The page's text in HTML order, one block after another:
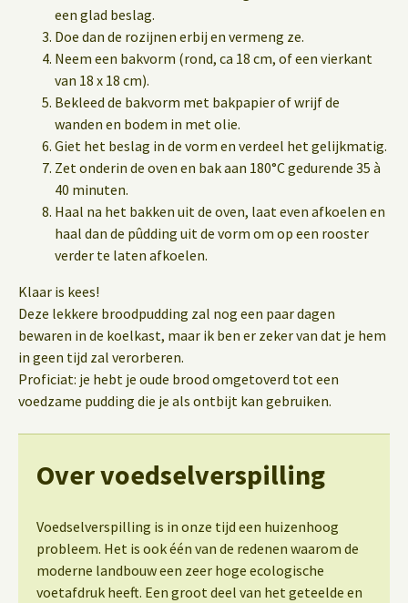
een glad beslag.
Doe dan de rozijnen erbij en vermeng ze.
Neem een bakvorm (rond, ca 18 cm, of een vierkant
van 18 x 18 cm).
Bekleed de bakvorm met bakpapier of wrijf de
wanden en bodem in met olie.
Giet het beslag in de vorm en verdeel het gelijkmatig.
Zet onderin de oven en bak aan 180°C gedurende 35 à
40 minuten.
Haal na het bakken uit de oven, laat even afkoelen en
haal dan de pûdding uit de vorm om op een rooster
verder te laten afkoelen.
Klaar is kees!
Deze lekkere broodpudding zal nog een paar dagen
bewaren in de koelkast, maar ik ben er zeker van dat je hem
in geen tijd zal verorberen.
Proficiat: je hebt je oude brood omgetoverd tot een
voedzame pudding die je als ontbijt kan gebruiken.
Over voedselverspilling
Voedselverspilling is in onze tijd een huizenhoog
probleem. Het is ook één van de redenen waarom de
moderne landbouw een zeer hoge ecologische
voetafdruk heeft. Een groot deel van het geteelde en